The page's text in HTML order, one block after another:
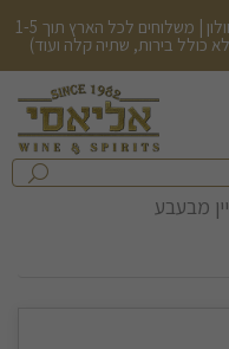
משלוחים מהיום להיום בת"א/רמ"ג/גבעתיים/חולון | משלוחים לכל הארץ תוך 1-5
יין מבעבע